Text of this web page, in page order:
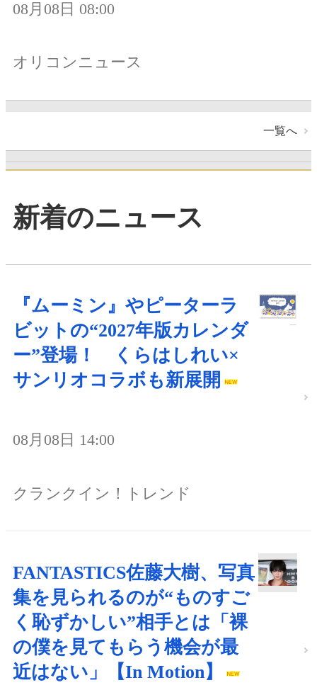
08月08日 08:00
オリコンニュース
一覧へ
新着のニュース
『ムーミン』やピーターラ
ビットの“2027年版カレンダ
ー”登場！ くらはしれい×
サンリオコラボも新展開
08月08日 14:00
クランクイン！トレンド
FANTASTICS佐藤大樹、写真
集を見られるのが“ものすご
く恥ずかしい”相手とは「裸
の僕を見てもらう機会が最
近はない」【In Motion】